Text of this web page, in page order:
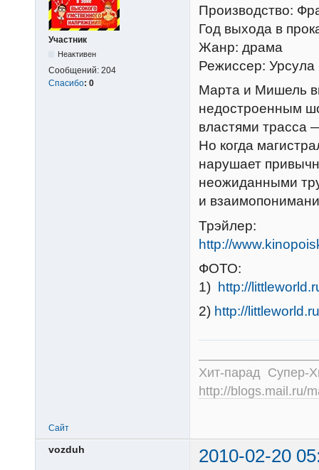
Участник
Неактивен
Сообщений: 204
Спасибо: 0
Производство:
Год выхода в
Жанр: драма
Режиссер:
Марта и Мишель
недостроенным
властями трасса
Но когда
нарушает
неожиданными
и
Трэйлер:
http://
ФОТО:
1)
http://
2) http://
Хит-парад Супер-
http://blogs.mail.ru/
Сайт
vozduh
2010-02-20